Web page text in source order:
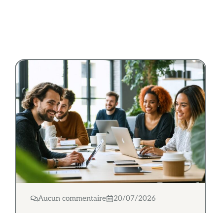
Aucun commentaire 20/07/2026